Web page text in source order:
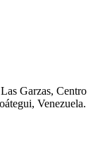
Garzas, Centro
Venezuela.